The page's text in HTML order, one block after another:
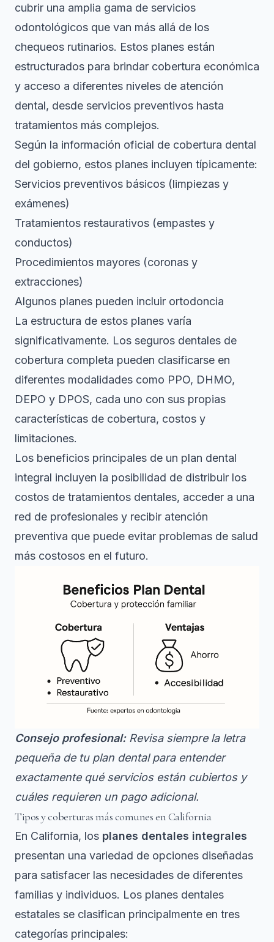
cubrir una amplia gama de servicios
odontológicos que van más allá de los
chequeos rutinarios. Estos planes están
estructurados para brindar cobertura económica
y acceso a diferentes niveles de atención
dental, desde servicios preventivos hasta
tratamientos más complejos.
Según la información oficial de cobertura dental
del gobierno, estos planes incluyen típicamente:
Servicios preventivos básicos (limpiezas y
exámenes)
Tratamientos restaurativos (empastes y
conductos)
Procedimientos mayores (coronas y
extracciones)
Algunos planes pueden incluir ortodoncia
La estructura de estos planes varía
significativamente. Los seguros dentales de
cobertura completa pueden clasificarse en
diferentes modalidades como PPO, DHMO,
DEPO y DPOS, cada uno con sus propias
características de cobertura, costos y
limitaciones.
Los beneficios principales de un plan dental
integral incluyen la posibilidad de distribuir los
costos de tratamientos dentales, acceder a una
red de profesionales y recibir atención
preventiva que puede evitar problemas de salud
más costosos en el futuro.
Consejo profesional: Revisa siempre la letra
pequeña de tu plan dental para entender
exactamente qué servicios están cubiertos y
cuáles requieren un pago adicional.
Tipos y coberturas más comunes en California
En California, los planes dentales integrales
presentan una variedad de opciones diseñadas
para satisfacer las necesidades de diferentes
familias y individuos. Los planes dentales
estatales se clasifican principalmente en tres
categorías principales: